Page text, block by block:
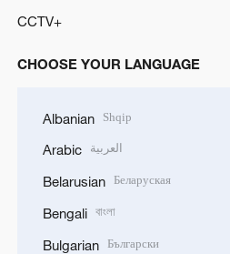
CCTV+
CHOOSE YOUR LANGUAGE
Albanian Shqip
Arabic العربية
Belarusian Беларуская
Bengali বাংলা
Bulgarian Български